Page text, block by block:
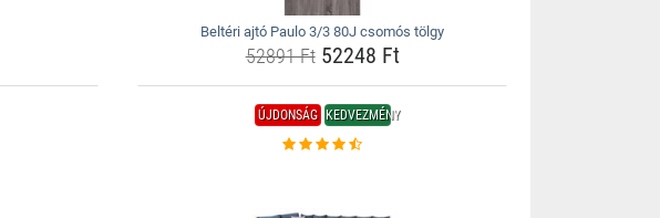
Beltéri ajtó Paulo 3/3 80J csomós tölgy
52891 Ft52248 Ft
ÚJDONSÁG KEDVEZMÉNY